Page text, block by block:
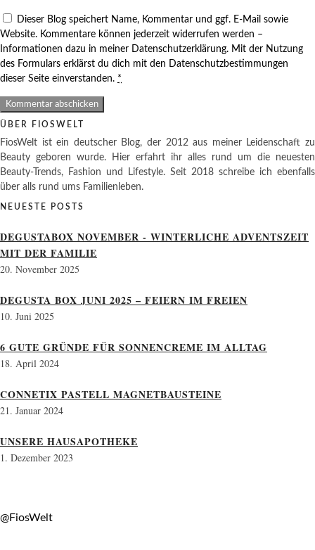
Dieser Blog speichert Name, Kommentar und ggf. E-Mail sowie
Website. Kommentare können jederzeit widerrufen werden –
Informationen dazu in meiner Datenschutzerklärung. Mit der Nutzung
des Formulars erklärst du dich mit den Datenschutzbestimmungen
dieser Seite einverstanden. *
ÜBER FIOSWELT
FiosWelt ist ein deutscher Blog, der 2012 aus meiner Leidenschaft zu
Beauty geboren wurde. Hier erfahrt ihr alles rund um die neuesten
Beauty-Trends, Fashion und Lifestyle. Seit 2018 schreibe ich ebenfalls
über alls rund ums Familienleben.
NEUESTE POSTS
DEGUSTABOX NOVEMBER - WINTERLICHE ADVENTSZEIT
MIT DER FAMILIE
20. November 2025
DEGUSTA BOX JUNI 2025 – FEIERN IM FREIEN
10. Juni 2025
6 GUTE GRÜNDE FÜR SONNENCREME IM ALLTAG
18. April 2024
CONNETIX PASTELL MAGNETBAUSTEINE
21. Januar 2024
UNSERE HAUSAPOTHEKE
1. Dezember 2023
@FiosWelt